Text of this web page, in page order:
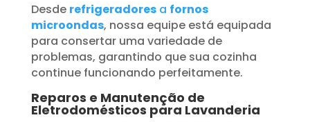
Desde refrigeradoresa fornos
microondas, nossa equipe está equipada
para consertar uma variedade de
problemas, garantindo que sua cozinha
continue funcionando perfeitamente.
Reparos e Manutenção de
Eletrodomésticos para Lavanderia